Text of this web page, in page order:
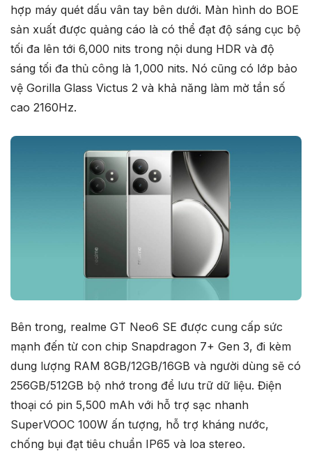
hợp máy quét dấu vân tay bên dưới. Màn hình do BOE
sản xuất được quảng cáo là có thể đạt độ sáng cục bộ
tối đa lên tới 6,000 nits trong nội dung HDR và ​​​​độ
sáng tối đa thủ công là 1,000 nits. Nó cũng có lớp bảo
vệ Gorilla Glass Victus 2 và khả năng làm mờ tần số
cao 2160Hz.
Bên trong, realme GT Neo6 SE được cung cấp sức
mạnh đến từ con chip Snapdragon 7+ Gen 3, đi kèm
dung lượng RAM 8GB/12GB/16GB và người dùng sẽ có
256GB/512GB bộ nhớ trong để lưu trữ dữ liệu. Điện
thoại có pin 5,500 mAh với hỗ trợ sạc nhanh
SuperVOOC 100W ấn tượng, hỗ trợ kháng nước,
chống bụi đạt tiêu chuẩn IP65 và loa stereo.